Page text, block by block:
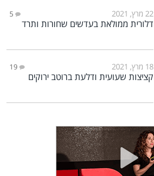
22 מרץ, 2021 5
דלורית ממולאת בעדשים שחורות ותרד
18 מרץ, 2021 19
קציצות שעועית ודלעת ברוטב ירוקים